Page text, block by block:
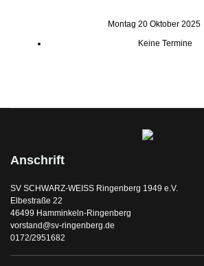
Montag 20 Oktober 2025
Keine Termine
Anschrift
SV SCHWARZ-WEISS Ringenberg 1949 e.V.
Elbestraße 22
46499 Hamminkeln-Ringenberg
vorstand@sv-ringenberg.de
0172/2951682